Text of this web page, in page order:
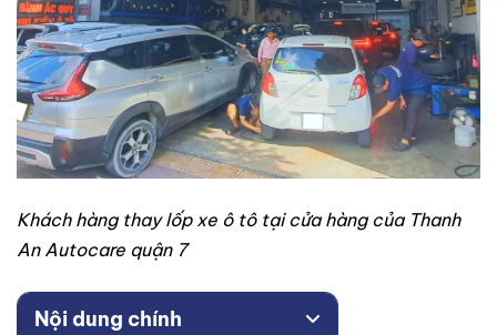
Khách hàng thay lốp xe ô tô tại cửa hàng của Thanh
An Autocare quận 7
Nội dung chính